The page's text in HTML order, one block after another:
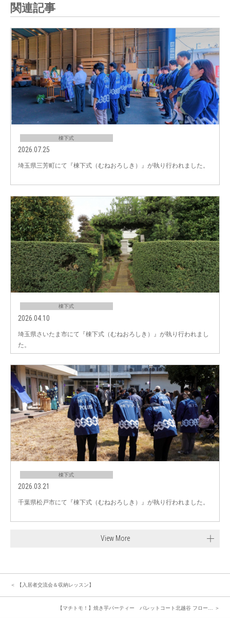
関連記事
棟下式
2026.07.25
埼玉県三芳町にて『棟下式（むねおろしき）』が執り行われました。
棟下式
2026.04.10
埼玉県さいたま市にて『棟下式（むねおろしき）』が執り行われまし
た。
棟下式
2026.03.21
千葉県松戸市にて『棟下式（むねおろしき）』が執り行われました。
View More
＜ 【入居者交流会＆収納レッスン】
【マチトモ！】焼き芋パーティー パレットコート北越谷 フロー… ＞